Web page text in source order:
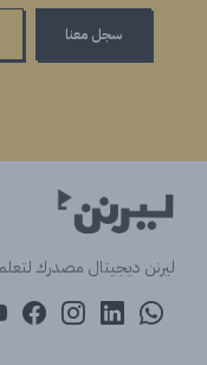
سجل معنا
ليرنن ديجيتال مصدرك